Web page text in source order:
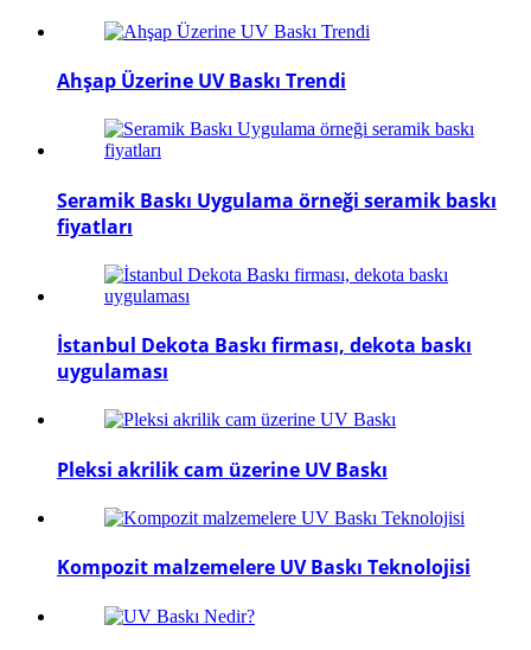
Ahşap Üzerine UV Baskı Trendi
Seramik Baskı Uygulama örneği seramik baskı
fiyatları
İstanbul Dekota Baskı firması, dekota baskı
uygulaması
Pleksi akrilik cam üzerine UV Baskı
Kompozit malzemelere UV Baskı Teknolojisi